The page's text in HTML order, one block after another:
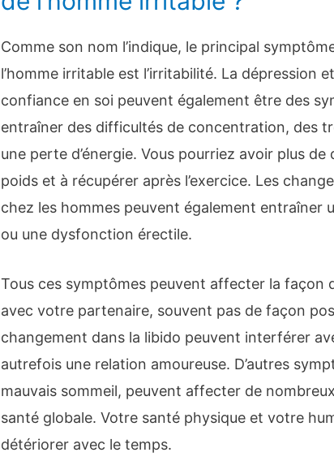
Comme son nom l’indique, le principal
l’homme irritable est l’irritabilité. La dépression
confiance en soi peuvent également être des
entraîner des difficultés de concentration, des
une perte d’énergie. Vous pourriez avoir plus
poids et à récupérer après l’exercice. Les
chez les hommes peuvent également entraîner
ou une dysfonction érectile.
Tous ces symptômes peuvent affecter la façon
avec votre partenaire, souvent pas de façon
changement dans la libido peuvent interférer
autrefois une relation amoureuse. D’autres
mauvais sommeil, peuvent affecter de
santé globale. Votre santé physique et votre
détériorer avec le temps.